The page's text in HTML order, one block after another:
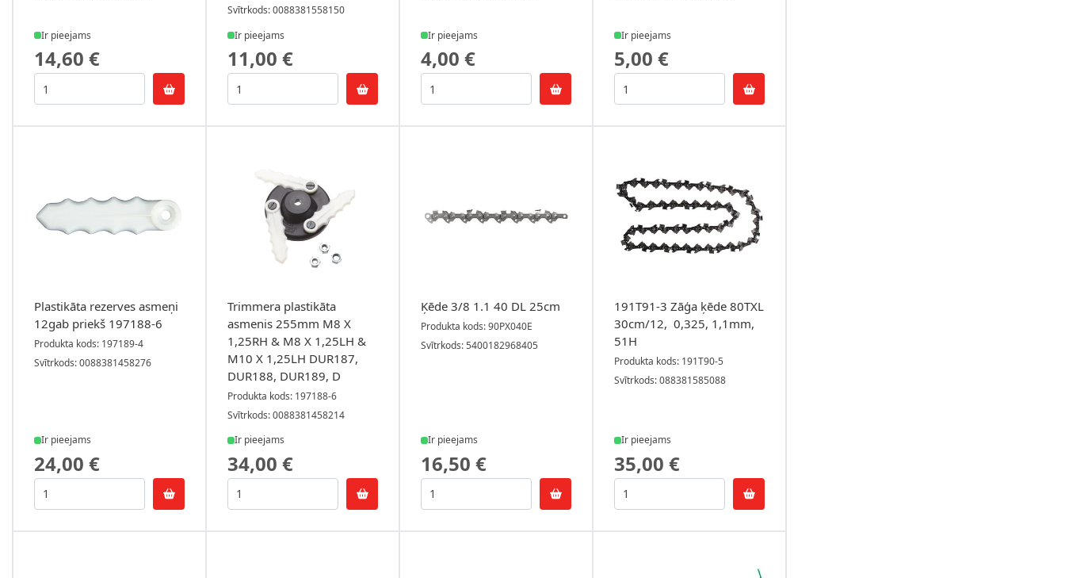
Ir pieejams
14,60 €
Svītrkods: 0088381558150
Ir pieejams
11,00 €
Ir pieejams
4,00 €
Ir pieejams
5,00 €
Plastikāta rezerves asmeņi
12gab priekš 197188-6
Produkta kods: 197189-4
Svītrkods: 0088381458276
Ir pieejams
24,00 €
Trimmera plastikāta
asmenis 255mm M8 X
1,25RH & M8 X 1,25LH &
M10 X 1,25LH DUR187,
DUR188, DUR189, D
Produkta kods: 197188-6
Svītrkods: 0088381458214
Ir pieejams
34,00 €
Ķēde 3/8 1.1 40 DL 25cm
Produkta kods: 90PX040E
Svītrkods: 5400182968405
Ir pieejams
16,50 €
191T91-3 Zāģa ķēde 80TXL
30cm/12, 0,325, 1,1mm,
51H
Produkta kods: 191T90-5
Svītrkods: 088381585088
Ir pieejams
35,00 €